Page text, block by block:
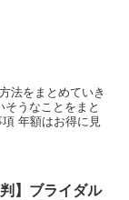
法をまとめていき
うなことをまと
年額はお得に見
】ブライダル